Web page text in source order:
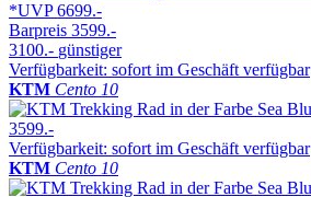
*UVP6699.-
Barpreis 3599.-
3100.- günstiger
Verfügbarkeit: sofort im Geschäft verfügbar
KTM Cento 10
3599.-
Verfügbarkeit: sofort im Geschäft verfügbar
KTM Cento 10